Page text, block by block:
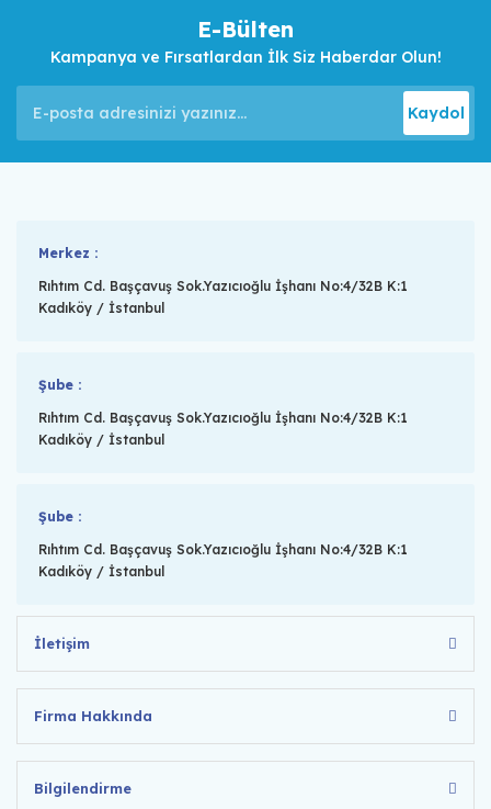
E-Bülten
Kampanya ve Fırsatlardan İlk Siz Haberdar Olun!
Kaydol
Merkez :
Rıhtım Cd. Başçavuş Sok.Yazıcıoğlu İşhanı No:4/32B K:1
Kadıköy / İstanbul
Şube :
Rıhtım Cd. Başçavuş Sok.Yazıcıoğlu İşhanı No:4/32B K:1
Kadıköy / İstanbul
Şube :
Rıhtım Cd. Başçavuş Sok.Yazıcıoğlu İşhanı No:4/32B K:1
Kadıköy / İstanbul
İletişim
Firma Hakkında
Bilgilendirme